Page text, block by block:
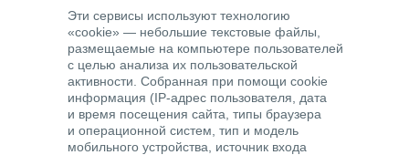
Эти сервисы используют технологию
«cookie» — небольшие текстовые файлы,
размещаемые на компьютере пользователей
с целью анализа их пользовательской
активности. Собранная при помощи cookie
информация (IP-адрес пользователя, дата
и время посещения сайта, типы браузера
и операционной систем, тип и модель
мобильного устройства, источник входа